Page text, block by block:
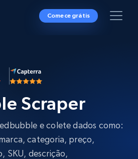
Comece grátis
Scraper
e colete dados como:
categoria, preço,
SKU, descrição,